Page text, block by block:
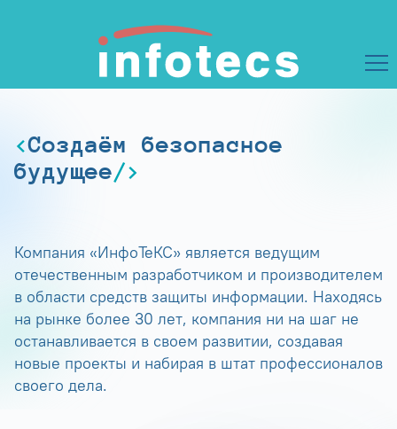
Создаём безопасное
будущее
Компания «ИнфоТеКС» является ведущим
отечественным разработчиком и производителем
в области средств защиты информации. Находясь
на рынке более 30 лет, компания ни на шаг не
останавливается в своем развитии, создавая
новые проекты и набирая в штат профессионалов
своего дела.